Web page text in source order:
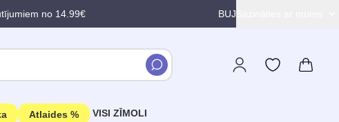
no 14.99€ BUJ
Atlaides % VISI ZĪMOLI